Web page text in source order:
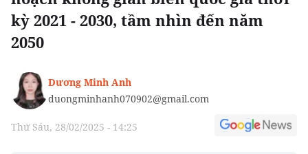
kỳ 2021 - 2030, tầm nhìn đến năm
2050
Dương Minh Anh
duongminhanh070902@gmail.com
Thứ Sáu, 28/02/2025 - 14:25